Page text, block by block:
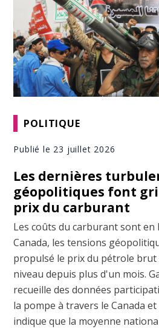
POLITIQUE
Publié le 23 juillet 2026
Les dernières
géopolitiques font
prix du carburant
Les coûts du carburant sont en
Canada, les tensions
propulsé le prix du pétrole
niveau depuis plus d'un mois.
recueille des données
la pompe à travers le Canada
indique que la moyenne